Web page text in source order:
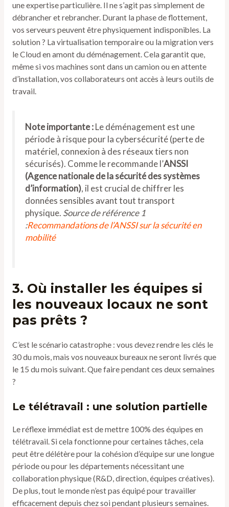
une expertise particulière. Il ne s’agit pas simplement de
débrancher et rebrancher. Durant la phase de flottement,
vos serveurs peuvent être physiquement indisponibles. La
solution ? La virtualisation temporaire ou la migration vers
le Cloud en amont du déménagement. Cela garantit que,
même si vos machines sont dans un camion ou en attente
d’installation, vos collaborateurs ont accès à leurs outils de
travail.
Note importante :Le déménagement est une
période à risque pour la cybersécurité (perte de
matériel, connexion à des réseaux tiers non
sécurisés). Comme le recommande l’ANSSI
(Agence nationale de la sécurité des systèmes
d’information), il est crucial de chiffrer les
données sensibles avant tout transport
physique. Source de référence 1
:Recommandations de l’ANSSI sur la sécurité en
mobilité
3. Où installer les équipes si
les nouveaux locaux ne sont
pas prêts ?
C’est le scénario catastrophe : vous devez rendre les clés le
30 du mois, mais vos nouveaux bureaux ne seront livrés que
le 15 du mois suivant. Que faire pendant ces deux semaines
?
Le télétravail : une solution partielle
Le réflexe immédiat est de mettre 100% des équipes en
télétravail. Si cela fonctionne pour certaines tâches, cela
peut être délétère pour la cohésion d’équipe sur une longue
période ou pour les départements nécessitant une
collaboration physique (R&D, direction, équipes créatives).
De plus, tout le monde n’est pas équipé pour travailler
efficacement depuis chez soi pendant plusieurs semaines.